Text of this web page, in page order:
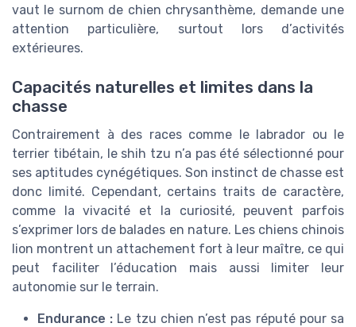
vaut le surnom de chien chrysanthème, demande une
attention particulière, surtout lors d’activités
extérieures.
Capacités naturelles et limites dans la
chasse
Contrairement à des races comme le labrador ou le
terrier tibétain, le shih tzu n’a pas été sélectionné pour
ses aptitudes cynégétiques. Son instinct de chasse est
donc limité. Cependant, certains traits de caractère,
comme la vivacité et la curiosité, peuvent parfois
s’exprimer lors de balades en nature. Les chiens chinois
lion montrent un attachement fort à leur maître, ce qui
peut faciliter l’éducation mais aussi limiter leur
autonomie sur le terrain.
Endurance : Le tzu chien n’est pas réputé pour sa